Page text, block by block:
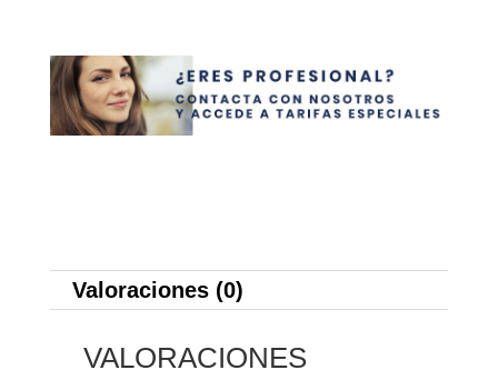
Valoraciones (0)
VALORACIONES